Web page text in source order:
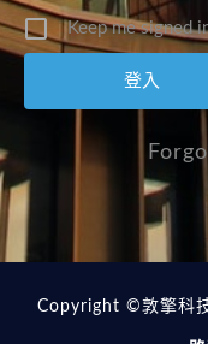
Keep me signed
Copyright ©敦擎科